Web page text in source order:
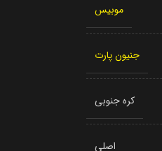
موبیس
جنیون پارت
کره جنوبی
اصلی